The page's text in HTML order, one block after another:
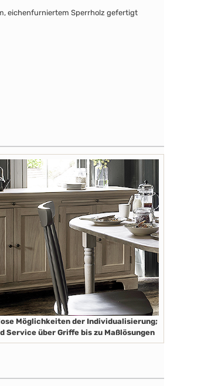
eichenfurniertem Sperrholz gefertigt
Möglichkeiten der Individualisierung;
Service über Griffe bis zu Maßlösungen